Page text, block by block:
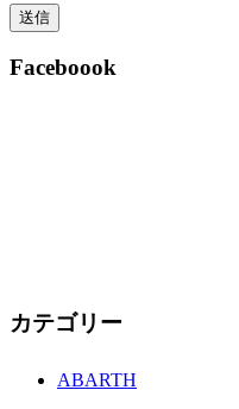
Faceboook
カテゴリー
ABARTH